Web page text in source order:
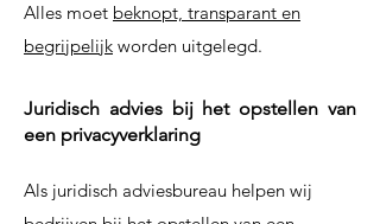
Alles moet beknopt, transparant en
begrijpelijk worden uitgelegd.
Juridisch advies bij het opstellen van
een privacyverklaring
Als juridisch adviesbureau helpen wij